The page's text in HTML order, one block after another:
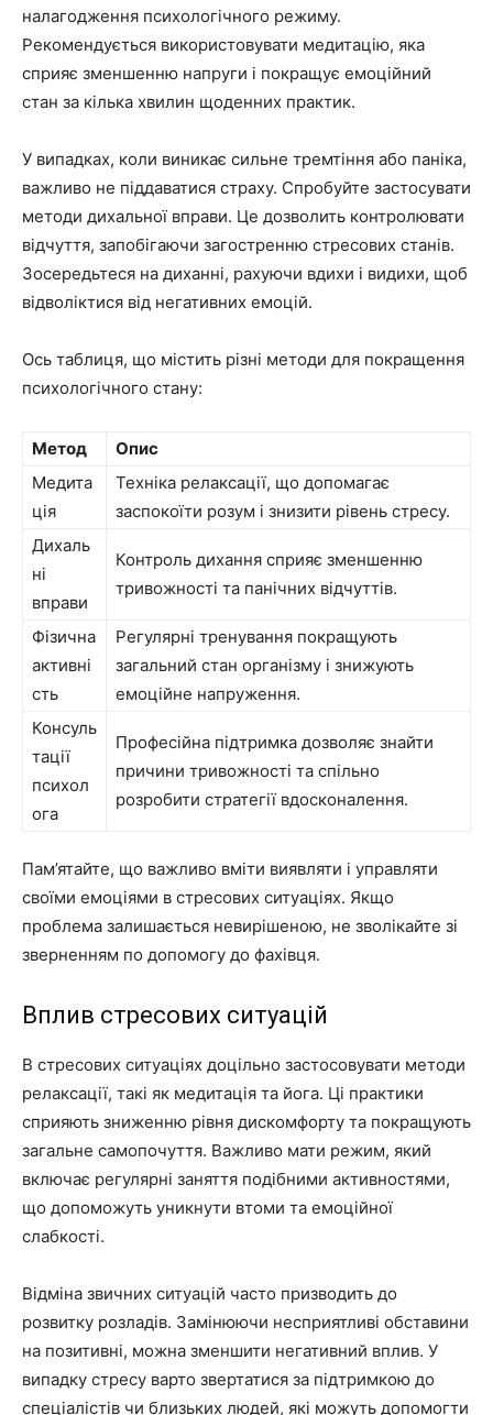
налагодження психологічного режиму.
Рекомендується використовувати медитацію, яка
сприяє зменшенню напруги і покращує емоційний
стан за кілька хвилин щоденних практик.
У випадках, коли виникає сильне тремтіння або паніка,
важливо не піддаватися страху. Спробуйте застосувати
методи дихальної вправи. Це дозволить контролювати
відчуття, запобігаючи загостренню стресових станів.
Зосередьтеся на диханні, рахуючи вдихи і видихи, щоб
відволіктися від негативних емоцій.
Ось таблиця, що містить різні методи для покращення
психологічного стану:
Метод
Опис
Медита
ція
Техніка релаксації, що допомагає
заспокоїти розум і знизити рівень стресу.
Дихаль
ні
вправи
Контроль дихання сприяє зменшенню
тривожності та панічних відчуттів.
Фізична
активні
сть
Регулярні тренування покращують
загальний стан організму і знижують
емоційне напруження.
Консуль
тації
психол
ога
Професійна підтримка дозволяє знайти
причини тривожності та спільно
розробити стратегії вдосконалення.
Пам’ятайте, що важливо вміти виявляти і управляти
своїми емоціями в стресових ситуаціях. Якщо
проблема залишається невирішеною, не зволікайте зі
зверненням по допомогу до фахівця.
Вплив стресових ситуацій
В стресових ситуаціях доцільно застосовувати методи
релаксації, такі як медитація та йога. Ці практики
сприяють зниженню рівня дискомфорту та покращують
загальне самопочуття. Важливо мати режим, який
включає регулярні заняття подібними активностями,
що допоможуть уникнути втоми та емоційної
слабкості.
Відміна звичних ситуацій часто призводить до
розвитку розладів. Замінюючи несприятливі обставини
на позитивні, можна зменшити негативний вплив. У
випадку стресу варто звертатися за підтримкою до
спеціалістів чи близьких людей, які можуть допомогти